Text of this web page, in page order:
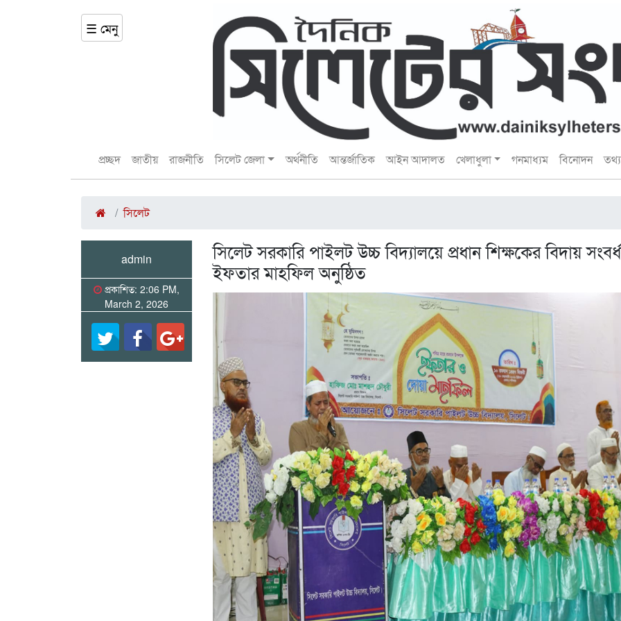
☰ মেনু
প্রচ্ছদ জাতীয় রাজনীতি সিলেট জেলা অর্থনীতি আন্তর্জাতিক আইন আদালত খেলাধুলা গনমাধ্যম বিনোদন তথ্য
সিলেট
admin
প্রকাশিত: 2:06 PM,
March 2, 2026
সিলেট সরকারি পাইলট উচ্চ বিদ্যালয়ে প্রধান শিক্ষকের বিদায়
ইফতার মাহফিল অনুষ্ঠিত